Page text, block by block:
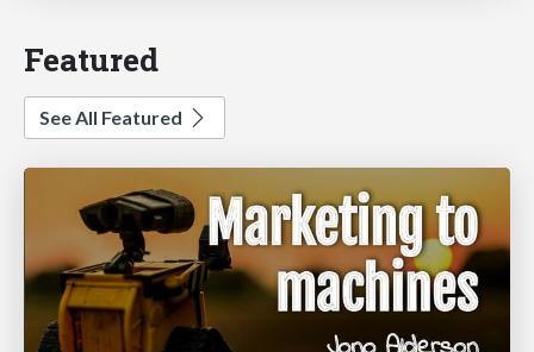
Featured
See All Featured